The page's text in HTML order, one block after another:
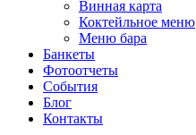
Винная карта
Коктейльное меню
Меню бара
Банкеты
Фотоотчеты
События
Блог
Контакты